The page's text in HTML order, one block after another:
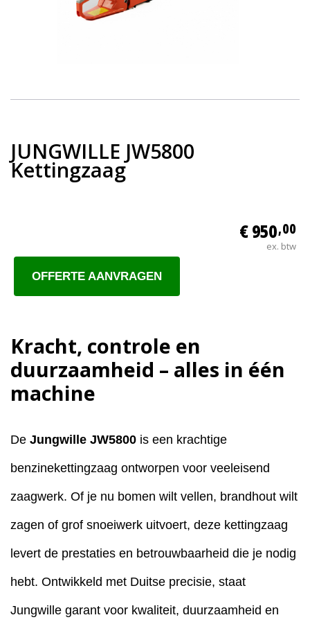
JUNGWILLE JW5800
Kettingzaag
€ 950,00
ex. btw
OFFERTE AANVRAGEN
Kracht, controle en
duurzaamheid – alles in één
machine
De Jungwille JW5800 is een krachtige
benzinekettingzaag ontworpen voor veeleisend
zaagwerk. Of je nu bomen wilt vellen, brandhout wilt
zagen of grof snoeiwerk uitvoert, deze kettingzaag
levert de prestaties en betrouwbaarheid die je nodig
hebt. Ontwikkeld met Duitse precisie, staat
Jungwille garant voor kwaliteit, duurzaamheid en